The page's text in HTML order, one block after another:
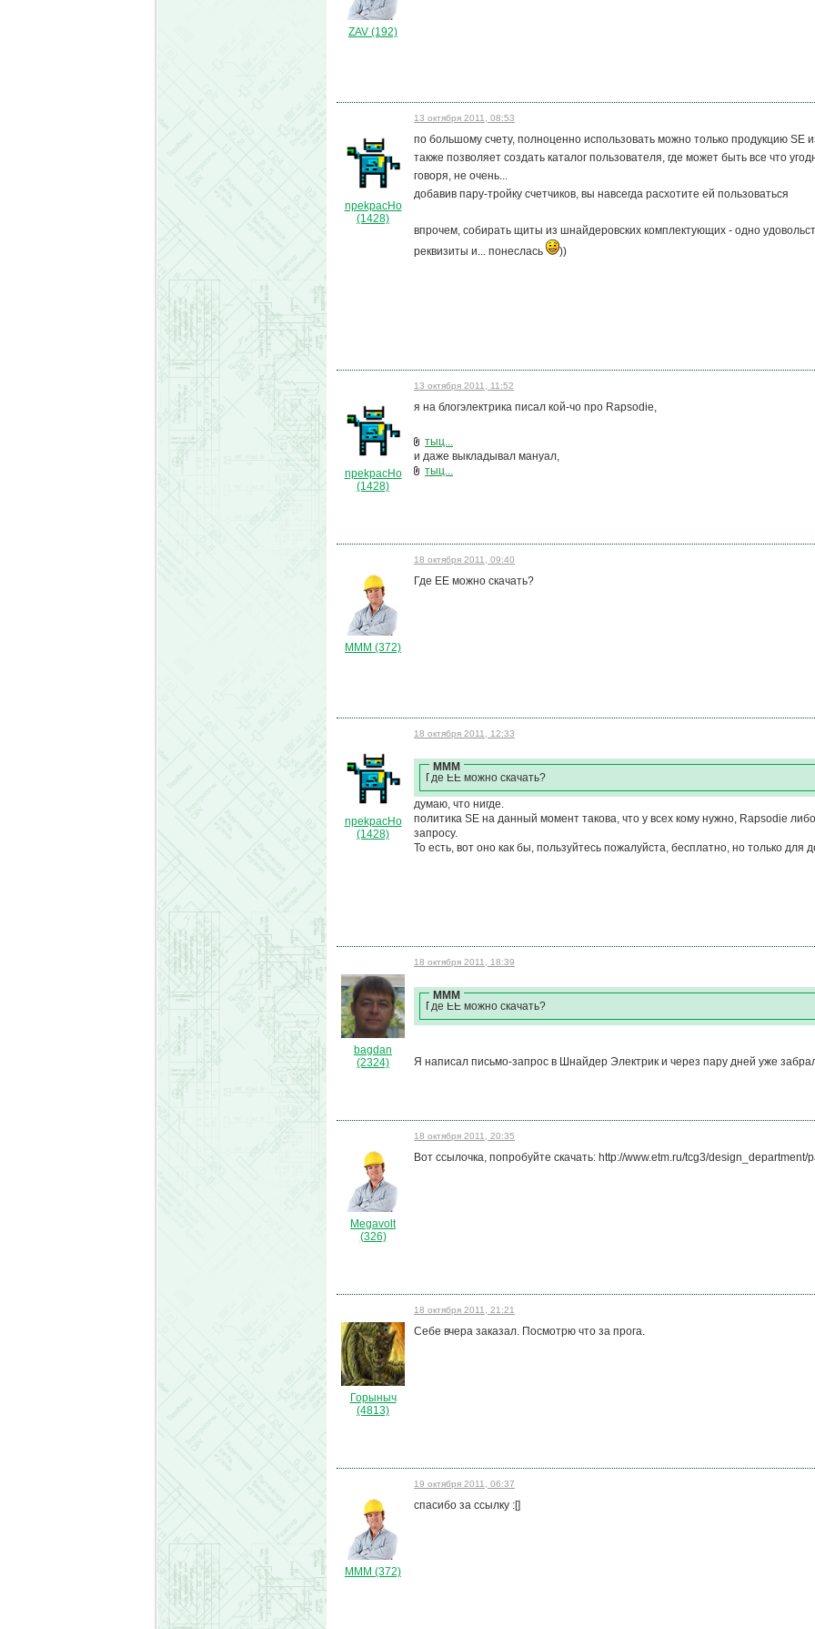
ZAV (192)
npekpacHo
(1428)
13 октября 2011, 08:53
по большому счету, полноценно использовать можно только продукцию
также позволяет создать каталог пользователя, где может быть все что
говоря, не очень...
добавив пару-тройку счетчиков, вы навсегда расхотите ей пользоваться
впрочем, собирать щиты из шнайдеровских комплектующих - одно
реквизиты и... понеслась
))
npekpacHo
(1428)
13 октября 2011, 11:52
я на блогэлектрика писал кой-чо про Rapsodie,
тыц...
и даже выкладывал мануал,
тыц...
МММ (372)
18 октября 2011, 09:40
Где ЕЕ можно скачать?
npekpacHo
(1428)
18 октября 2011, 12:33
МММ
Где ЕЕ можно скачать?
думаю, что нигде.
политика SE на данный момент такова, что у всех кому нужно, Rapsodie
запросу.
То есть, вот оно как бы, пользуйтесь пожалуйста, бесплатно, но только для
bagdan
(2324)
18 октября 2011, 18:39
МММ
Где ЕЕ можно скачать?
Я написал письмо-запрос в Шнайдер Электрик и через пару дней уже
Megavolt
(326)
18 октября 2011, 20:35
Вот ссылочка, попробуйте скачать: http://www.etm.ru/tcg3/design_department/
Горыныч
(4813)
18 октября 2011, 21:21
Себе вчера заказал. Посмотрю что за прога.
МММ (372)
19 октября 2011, 06:37
спасибо за ссылку :[]